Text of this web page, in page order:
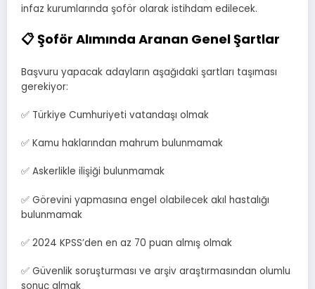
infaz kurumlarında şoför olarak istihdam edilecek.
📋 Şoför Alımında Aranan Genel Şartlar
Başvuru yapacak adayların aşağıdaki şartları taşıması
gerekiyor:
✅ Türkiye Cumhuriyeti vatandaşı olmak
✅ Kamu haklarından mahrum bulunmamak
✅ Askerlikle ilişiği bulunmamak
✅ Görevini yapmasına engel olabilecek akıl hastalığı
bulunmamak
✅ 2024 KPSS’den en az 70 puan almış olmak
✅ Güvenlik soruşturması ve arşiv araştırmasından olumlu
sonuç almak